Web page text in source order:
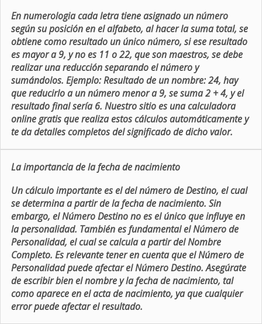
En numerologia cada letra tiene asignado un número
según su posición en el alfabeto, al hacer la suma total, se
obtiene como resultado un único número, si ese resultado
es mayor a 9, y no es 11 o 22, que son maestros, se debe
realizar una reducción separando el número y
sumándolos. Ejemplo: Resultado de un nombre: 24, hay
que reducirlo a un número menor a 9, se suma 2 + 4, y el
resultado final sería 6. Nuestro sitio es una calculadora
online gratis que realiza estos cálculos automáticamente y
te da detalles completos del significado de dicho valor.
La importancia de la fecha de nacimiento
Un cálculo importante es el del número de Destino, el cual
se determina a partir de la fecha de nacimiento. Sin
embargo, el Número Destino no es el único que influye en
la personalidad. También es fundamental el Número de
Personalidad, el cual se calcula a partir del Nombre
Completo. Es relevante tener en cuenta que el Número de
Personalidad puede afectar el Número Destino. Asegúrate
de escribir bien el nombre y la fecha de nacimiento, tal
como aparece en el acta de nacimiento, ya que cualquier
error puede afectar el resultado.